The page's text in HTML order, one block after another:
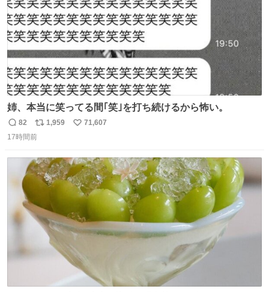
姉、本当に笑ってる間｢笑｣を打ち続けるから怖い。
返
信
82
リ
ポ
ト
数
1,959
い
数
71,607
17時間前